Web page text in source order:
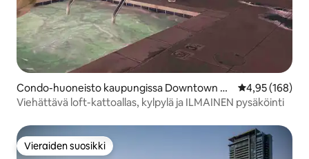
Condo-huoneisto kaupungissa Downtown Lo
s Angeles
4,95 (168)
Viehättävä loft-kattoallas, kylpylä ja ILMAINEN pysäköinti
Vieraiden suosikki
Vieraiden suosikki